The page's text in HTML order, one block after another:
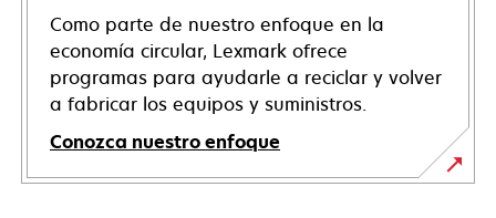
Como parte de nuestro enfoque en la
economía circular, Lexmark ofrece
programas para ayudarle a reciclar y volver
a fabricar los equipos y suministros.
Conozca nuestro enfoque